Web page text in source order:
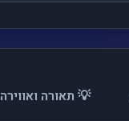
💡 תאורה ואווירה